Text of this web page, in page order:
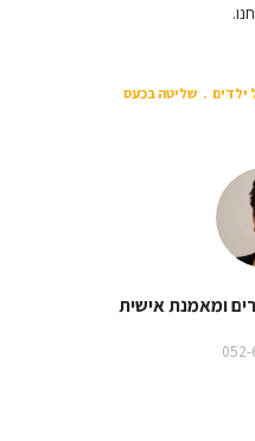
ילדים שליטה בכעס
ומאמנת אישית